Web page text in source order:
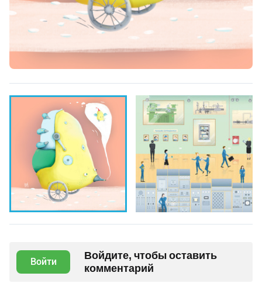
Войти
Войдите, чтобы оставить
комментарий